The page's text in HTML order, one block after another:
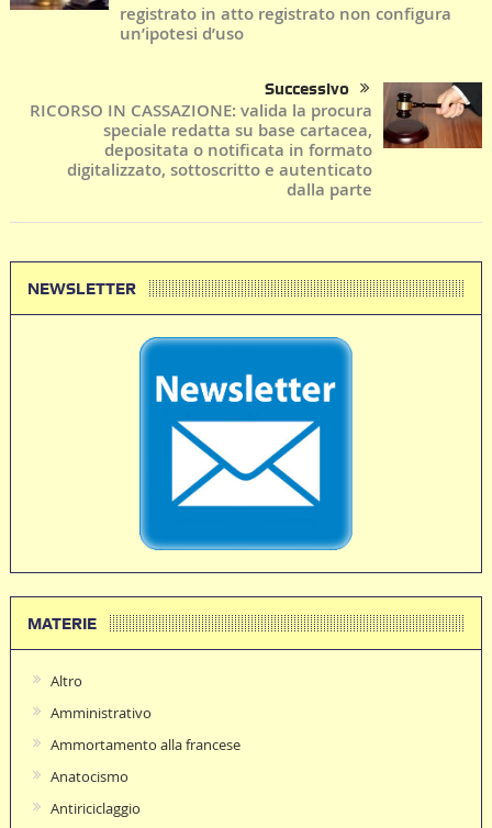
registrato in atto registrato non configura
un’ipotesi d’uso
Successivo
RICORSO IN CASSAZIONE: valida la procura
speciale redatta su base cartacea,
depositata o notificata in formato
digitalizzato, sottoscritto e autenticato
dalla parte
NEWSLETTER
MATERIE
Altro
Amministrativo
Ammortamento alla francese
Anatocismo
Antiriciclaggio